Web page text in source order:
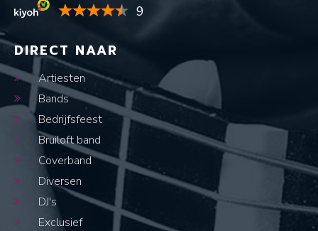
9
DIRECT NAAR
Artiesten
Bands
Bedrijfsfeest
Bruiloft band
Coverband
Diversen
DJ's
Exclusief